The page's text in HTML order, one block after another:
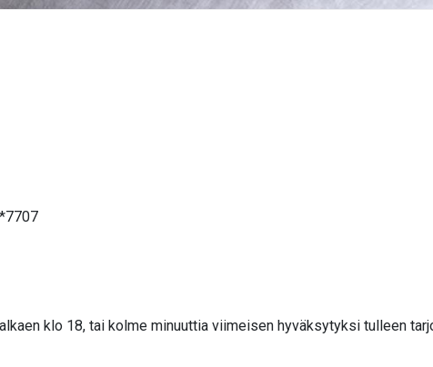
klo 18, tai kolme minuuttia viimeisen hyväksytyksi tulleen